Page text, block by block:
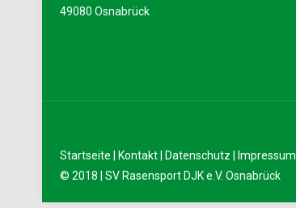
49080 Osnabrück
Startseite Kontakt Datenschutz
Impressum
© 2018 | SV Rasensport DJK e.V. Osnabrück